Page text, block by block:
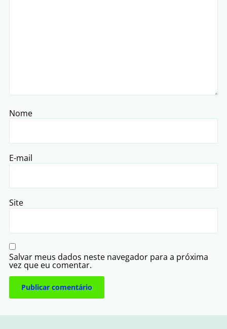
Nome
E-mail
Site
Salvar meus dados neste navegador para a próxima
vez que eu comentar.